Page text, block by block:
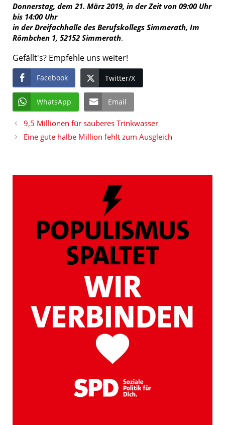
Donnerstag, dem 21. März 2019, in der Zeit von 09:00 Uhr
bis 14:00 Uhr
in der Dreifachhalle des Berufskollegs Simmerath, Im
Römbchen 1, 52152 Simmerath.
Gefällt's? Empfehle uns weiter!
Facebook Twitter/X
WhatsApp Email
9,5 Millionen für sauberes Trinkwasser
Eine gute halbe Million fehlt zum Ausgleich